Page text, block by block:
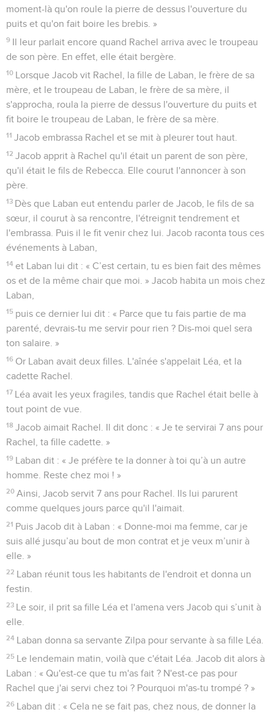
moment-là qu'on roule la pierre de dessus l'ouverture du
puits et qu'on fait boire les brebis. »
9 Il leur parlait encore quand Rachel arriva avec le troupeau
de son père. En effet, elle était bergère.
10 Lorsque Jacob vit Rachel, la fille de Laban, le frère de sa
mère, et le troupeau de Laban, le frère de sa mère, il
s'approcha, roula la pierre de dessus l'ouverture du puits et
fit boire le troupeau de Laban, le frère de sa mère.
11 Jacob embrassa Rachel et se mit à pleurer tout haut.
12 Jacob apprit à Rachel qu'il était un parent de son père,
qu'il était le fils de Rebecca. Elle courut l'annoncer à son
père.
13 Dès que Laban eut entendu parler de Jacob, le fils de sa
sœur, il courut à sa rencontre, l'étreignit tendrement et
l'embrassa. Puis il le fit venir chez lui. Jacob raconta tous ces
événements à Laban,
14 et Laban lui dit : « C’est certain, tu es bien fait des mêmes
os et de la même chair que moi. » Jacob habita un mois chez
Laban,
15 puis ce dernier lui dit : « Parce que tu fais partie de ma
parenté, devrais-tu me servir pour rien ? Dis-moi quel sera
ton salaire. »
16 Or Laban avait deux filles. L'aînée s'appelait Léa, et la
cadette Rachel.
17 Léa avait les yeux fragiles, tandis que Rachel était belle à
tout point de vue.
18 Jacob aimait Rachel. Il dit donc : « Je te servirai 7 ans pour
Rachel, ta fille cadette. »
19 Laban dit : « Je préfère te la donner à toi qu’à un autre
homme. Reste chez moi ! »
20 Ainsi, Jacob servit 7 ans pour Rachel. Ils lui parurent
comme quelques jours parce qu'il l'aimait.
21 Puis Jacob dit à Laban : « Donne-moi ma femme, car je
suis allé jusqu’au bout de mon contrat et je veux m’unir à
elle. »
22 Laban réunit tous les habitants de l'endroit et donna un
festin.
23 Le soir, il prit sa fille Léa et l'amena vers Jacob qui s’unit à
elle.
24 Laban donna sa servante Zilpa pour servante à sa fille Léa.
25 Le lendemain matin, voilà que c'était Léa. Jacob dit alors à
Laban : « Qu'est-ce que tu m'as fait ? N'est-ce pas pour
Rachel que j'ai servi chez toi ? Pourquoi m'as-tu trompé ? »
26 Laban dit : « Cela ne se fait pas, chez nous, de donner la